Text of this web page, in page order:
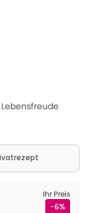
Ihr Preis
-6%